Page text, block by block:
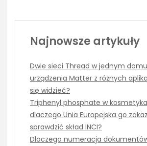
Najnowsze artykuły
Dwie sieci Thread w jednym
urządzenia Matter z różnych
się widzieć?
Triphenyl phosphate w
dlaczego Unia Europejska go
sprawdzić skład INCI?
Dlaczego numeracja